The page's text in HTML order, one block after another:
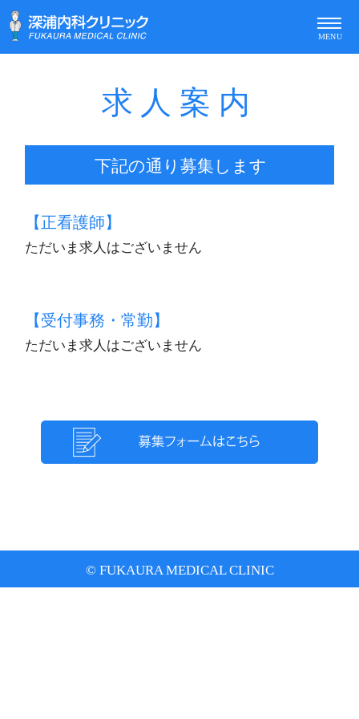
求人案内
下記の通り募集します
【正看護師】
ただいま求人はございません
【受付事務・常勤】
ただいま求人はございません
© FUKAURA MEDICAL CLINIC